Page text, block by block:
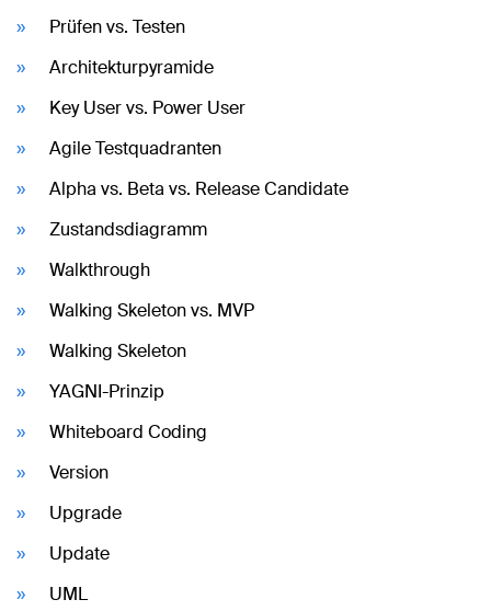
Prüfen vs. Testen
Architekturpyramide
Key User vs. Power User
Agile Testquadranten
Alpha vs. Beta vs. Release Candidate
Zustandsdiagramm
Walkthrough
Walking Skeleton vs. MVP
Walking Skeleton
YAGNI-Prinzip
Whiteboard Coding
Version
Upgrade
Update
UML